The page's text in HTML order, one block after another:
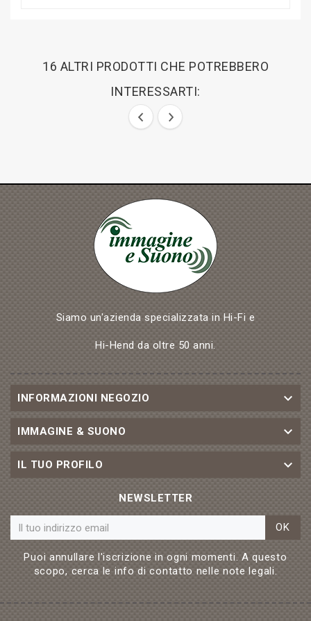
16 ALTRI PRODOTTI CHE POTREBBERO
INTERESSARTI:
Siamo un'azienda specializzata in Hi-Fi e
Hi-Hend da oltre 50 anni.
INFORMAZIONI NEGOZIO 
IMMAGINE & SUONO 
IL TUO PROFILO 
NEWSLETTER
OK
Puoi annullare l'iscrizione in ogni momenti. A questo
scopo, cerca le info di contatto nelle note legali.